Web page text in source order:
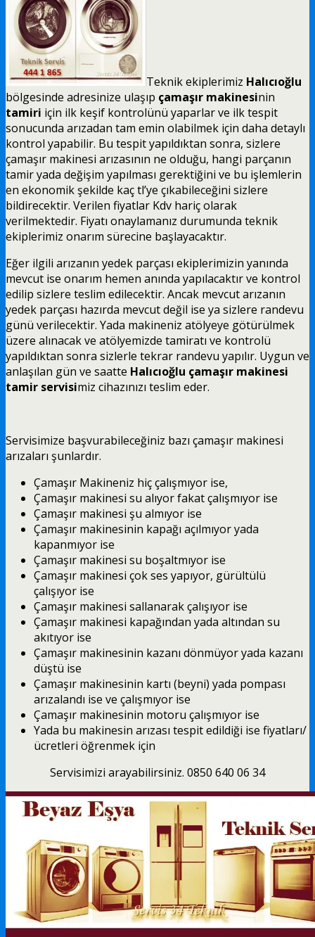
Teknik ekiplerimiz Halıcıoğlu
bölgesinde adresinize ulaşıp çamaşır makinesinin
tamiri için ilk keşif kontrolünü yaparlar ve ilk tespit
sonucunda arızadan tam emin olabilmek için daha detaylı
kontrol yapabilir. Bu tespit yapıldıktan sonra, sizlere
çamaşır makinesi arızasının ne olduğu, hangi parçanın
tamir yada değişim yapılması gerektiğini ve bu işlemlerin
en ekonomik şekilde kaç tl’ye çıkabileceğini sizlere
bildirecektir. Verilen fiyatlar Kdv hariç olarak
verilmektedir. Fiyatı onaylamanız durumunda teknik
ekiplerimiz onarım sürecine başlayacaktır.
Eğer ilgili arızanın yedek parçası ekiplerimizin yanında
mevcut ise onarım hemen anında yapılacaktır ve kontrol
edilip sizlere teslim edilecektir. Ancak mevcut arızanın
yedek parçası hazırda mevcut değil ise ya sizlere randevu
günü verilecektir. Yada makineniz atölyeye götürülmek
üzere alınacak ve atölyemizde tamiratı ve kontrolü
yapıldıktan sonra sizlerle tekrar randevu yapılır. Uygun ve
anlaşılan gün ve saatte Halıcıoğlu çamaşır makinesi
tamir servisimiz cihazınızı teslim eder.
Servisimize başvurabileceğiniz bazı çamaşır makinesi
arızaları şunlardır.
Çamaşır Makineniz hiç çalışmıyor ise,
Çamaşır makinesi su alıyor fakat çalışmıyor ise
Çamaşır makinesi şu almıyor ise
Çamaşır makinesinin kapağı açılmıyor yada
kapanmıyor ise
Çamaşır makinesi su boşaltmıyor ise
Çamaşır makinesi çok ses yapıyor, gürültülü
çalışıyor ise
Çamaşır makinesi sallanarak çalışıyor ise
Çamaşır makinesi kapağından yada altından su
akıtıyor ise
Çamaşır makinesinin kazanı dönmüyor yada kazanı
düştü ise
Çamaşır makinesinin kartı (beyni) yada pompası
arızalandı ise ve çalışmıyor ise
Çamaşır makinesinin motoru çalışmıyor ise
Yada bu makinesin arızası tespit edildiği ise fiyatları/
ücretleri öğrenmek için
Servisimizi arayabilirsiniz. 0850 640 06 34